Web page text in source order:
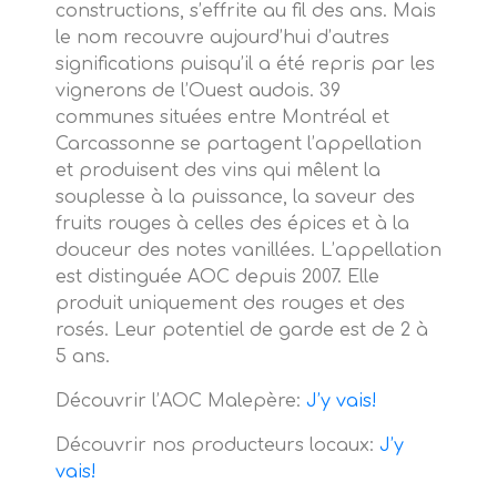
constructions, s’effrite au fil des ans. Mais
le nom recouvre aujourd’hui d’autres
significations puisqu’il a été repris par les
vignerons de l’Ouest audois. 39
communes situées entre Montréal et
Carcassonne se partagent l’appellation
et produisent des vins qui mêlent la
souplesse à la puissance, la saveur des
fruits rouges à celles des épices et à la
douceur des notes vanillées. L’appellation
est distinguée AOC depuis 2007. Elle
produit uniquement des rouges et des
rosés. Leur potentiel de garde est de 2 à
5 ans.
Découvrir l’AOC Malepère: J’y vais!
Découvrir nos producteurs locaux: J’y
vais!